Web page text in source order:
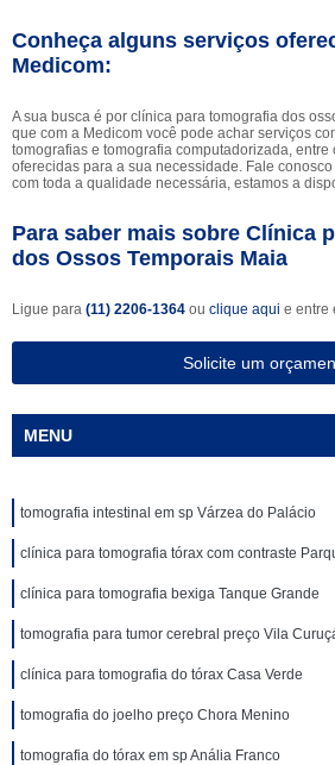
Conheça alguns serviços
Medicom:
A sua busca é por clínica para tomografia dos
que com a Medicom você pode achar serviços
tomografias e tomografia computadorizada, entre
oferecidas para a sua necessidade. Fale
com toda a qualidade necessária, estamos a
Para saber mais sobre Clínica
dos Ossos Temporais Maia
Ligue para (11) 2206-1364 ou clique aqui e entre
Solicite um
MENU
tomografia intestinal em sp Várzea do Palácio
clínica para tomografia tórax com contraste
clínica para tomografia bexiga Tanque Grande
tomografia para tumor cerebral preço Vila
clínica para tomografia do tórax Casa Verde
tomografia do joelho preço Chora Menino
tomografia do tórax em sp Anália Franco